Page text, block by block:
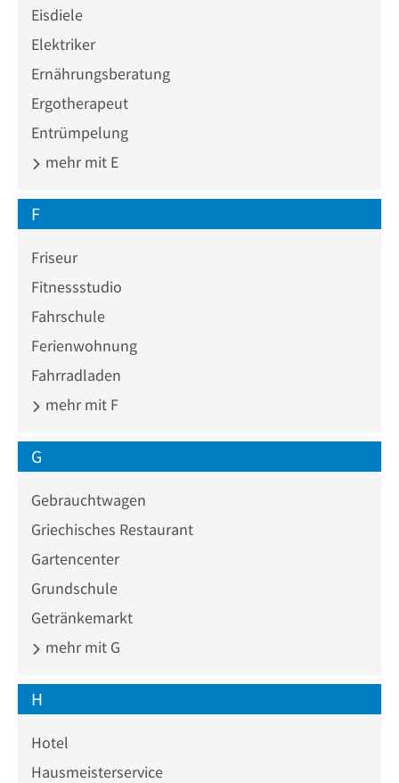
Eisdiele
Elektriker
Ernährungsberatung
Ergotherapeut
Entrümpelung
mehr mit E
F
Friseur
Fitnessstudio
Fahrschule
Ferienwohnung
Fahrradladen
mehr mit F
G
Gebrauchtwagen
Griechisches Restaurant
Gartencenter
Grundschule
Getränkemarkt
mehr mit G
H
Hotel
Hausmeisterservice